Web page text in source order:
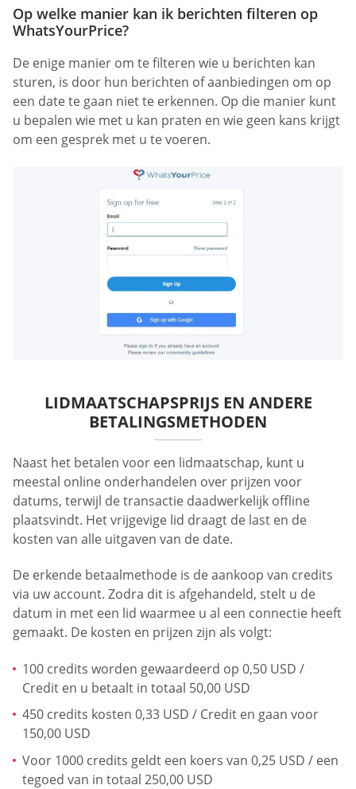
Op welke manier kan ik berichten filteren op
WhatsYourPrice?
De enige manier om te filteren wie u berichten kan
sturen, is door hun berichten of aanbiedingen om op
een date te gaan niet te erkennen. Op die manier kunt
u bepalen wie met u kan praten en wie geen kans krijgt
om een gesprek met u te voeren.
LIDMAATSCHAPSPRIJS EN ANDERE
BETALINGSMETHODEN
Naast het betalen voor een lidmaatschap, kunt u
meestal online onderhandelen over prijzen voor
datums, terwijl de transactie daadwerkelijk offline
plaatsvindt. Het vrijgevige lid draagt de last en de
kosten van alle uitgaven van de date.
De erkende betaalmethode is de aankoop van credits
via uw account. Zodra dit is afgehandeld, stelt u de
datum in met een lid waarmee u al een connectie heeft
gemaakt. De kosten en prijzen zijn als volgt:
100 credits worden gewaardeerd op 0,50 USD /
Credit en u betaalt in totaal 50,00 USD
450 credits kosten 0,33 USD / Credit en gaan voor
150,00 USD
Voor 1000 credits geldt een koers van 0,25 USD / een
tegoed van in totaal 250,00 USD